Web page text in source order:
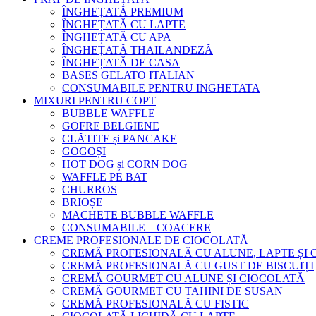
ÎNGHEȚATĂ PREMIUM
ÎNGHEȚATĂ CU LAPTE
ÎNGHEȚATĂ CU APA
ÎNGHEȚATĂ THAILANDEZĂ
ÎNGHEȚATĂ DE CASA
BASES GELATO ITALIAN
CONSUMABILE PENTRU INGHETATA
MIXURI PENTRU COPT
BUBBLE WAFFLE
GOFRE BELGIENE
CLĂTITE și PANCAKE
GOGOȘI
HOT DOG și CORN DOG
WAFFLE PE BAT
CHURROS
BRIOȘE
MACHETE BUBBLE WAFFLE
CONSUMABILE – COACERE
CREME PROFESIONALE DE CIOCOLATĂ
CREMĂ PROFESIONALĂ CU ALUNE, LAPTE ȘI
CREMĂ PROFESIONALĂ CU GUST DE BISCUIȚI
CREMĂ GOURMET CU ALUNE ȘI CIOCOLATĂ
CREMĂ GOURMET CU TAHINI DE SUSAN
CREMĂ PROFESIONALĂ CU FISTIC